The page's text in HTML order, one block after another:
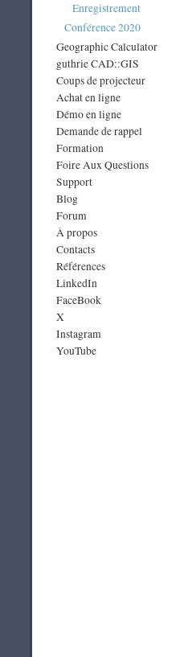
Enregistrement
Conférence 2020
Geographic Calculator
guthrie CAD::GIS
Coups de projecteur
Achat en ligne
Démo en ligne
Demande de rappel
Formation
Foire Aux Questions
Support
Blog
Forum
À propos
Contacts
Références
LinkedIn
FaceBook
X
Instagram
YouTube